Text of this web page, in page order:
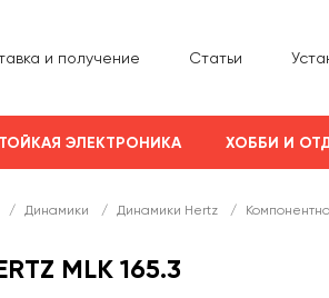
и получение Статьи
ЭЛЕКТРОНИКА ХОББИ И
/ Динамики / Динамики Hertz /
MLK 165.3